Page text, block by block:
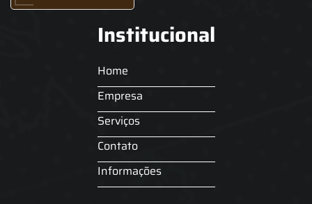
Institucional
Home
Empresa
Serviços
Contato
Informações